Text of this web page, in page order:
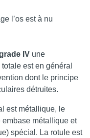
l’os est à nu
IV une
est en général
dont le principe
détruites.
est métallique, le
embase métallique et
spécial. La rotule est